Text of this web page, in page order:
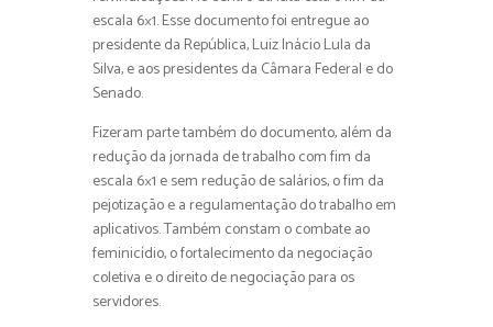
escala 6×1. Esse documento foi entregue ao
presidente da República, Luiz Inácio Lula da
Silva, e aos presidentes da Câmara Federal e do
Senado.
Fizeram parte também do documento, além da
redução da jornada de trabalho com fim da
escala 6×1 e sem redução de salários, o fim da
pejotização e a regulamentação do trabalho em
aplicativos. Também constam o combate ao
feminicídio, o fortalecimento da negociação
coletiva e o direito de negociação para os
servidores.